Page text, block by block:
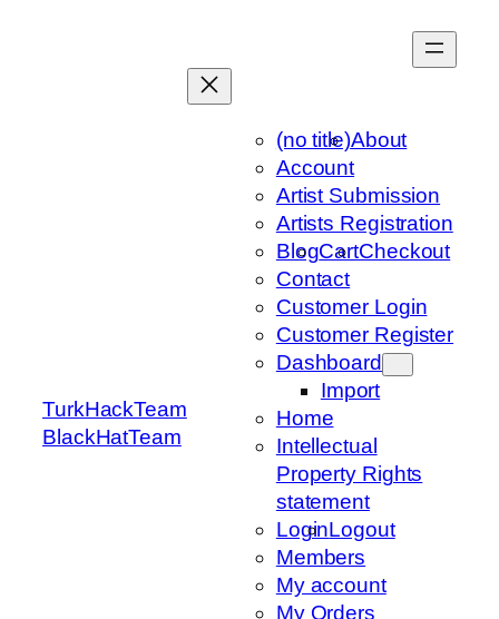
TurkHackTeam
BlackHatTeam
(no title)About
Account
Artist Submission
Artists Registration
BlogCartCheckout
Contact
Customer Login
Customer Register
Dashboard
Import
Home
Intellectual
Property Rights
statement
LoginLogout
Members
My account
My Orders